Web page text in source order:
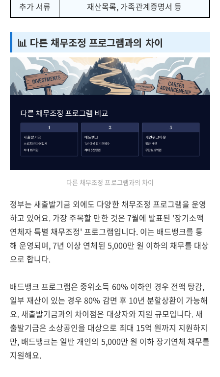
추가 서류
재산목록, 가족관계증명서 등
📊 다른 채무조정 프로그램과의 차이
다른 채무조정 프로그램과의 차이
정부는 새출발기금 외에도 다양한 채무조정 프로그램을 운영
하고 있어요. 가장 주목할 만한 것은 7월에 발표된 '장기소액
연체자 특별 채무조정' 프로그램입니다. 이는 배드뱅크를 통
해 운영되며, 7년 이상 연체된 5,000만 원 이하의 채무를 대상
으로 합니다.
배드뱅크 프로그램은 중위소득 60% 이하인 경우 전액 탕감,
일부 재산이 있는 경우 80% 감면 후 10년 분할상환이 가능해
요. 새출발기금과의 차이점은 대상자와 지원 규모입니다. 새
출발기금은 소상공인을 대상으로 최대 15억 원까지 지원하지
만, 배드뱅크는 일반 개인의 5,000만 원 이하 장기연체 채무를
지원해요.